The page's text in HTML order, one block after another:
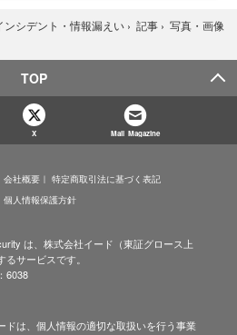
ンシデント・情報漏えい › 記事 › 写真・画像
TOP
X Mail Magazine
会社概要
特定商取引法に基づく表記
個人情報保護方針
は、株式会社イード（東証グロース上
サービスです。
6038
ドは、個人情報の適切な取扱いを行う事業